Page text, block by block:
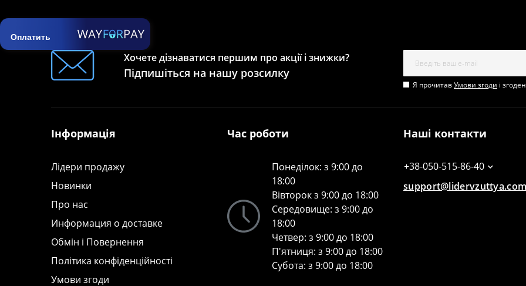
Оплатить
Хочете дізнаватися першим про акції і знижки?
Підпишіться на нашу розсилку
Я прочитавУмови згоди і
Інформація
Лідери продажу
Новинки
Про нас
Информация о доставке
Обмін і Повернення
Політика конфіденційності
Умови згоди
Час роботи
Понеділок: з 9:00 до
18:00
Вівторок з 9:00 до 18:00
Середовище: з 9:00 до
18:00
Четвер: з 9:00 до 18:00
П'ятниця: з 9:00 до 18:00
Субота: з 9:00 до 18:00
Наші контакти
+38-050-515-86-40